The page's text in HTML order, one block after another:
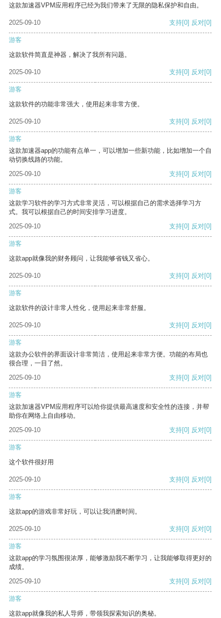
这款加速器VPM应用程序已经为我们带来了无限的隐私保护和自由。
2025-09-10 支持[0] 反对[0]
游客
这款软件简直是神器，解决了我所有问题。
2025-09-10 支持[0] 反对[0]
游客
这款软件的功能非常强大，使用起来非常方便。
2025-09-10 支持[0] 反对[0]
游客
这款加速器app的功能有点单一，可以增加一些新功能，比如增加一个自
动切换线路的功能。
2025-09-10
支持[0] 反对[0]
游客
这款学习软件的学习方式非常灵活，可以根据自己的需求选择学习方
式。我可以根据自己的时间安排学习进度。
2025-09-10
支持[0] 反对[0]
游客
这款app就像我的财务顾问，让我能够省钱又省心。
2025-09-10 支持[0] 反对[0]
游客
这款软件的设计非常人性化，使用起来非常舒服。
2025-09-10 支持[0] 反对[0]
游客
这款办公软件的界面设计非常简洁，使用起来非常方便。功能的布局也
很合理，一目了然。
2025-09-10
支持[0] 反对[0]
游客
这款加速器VPM应用程序可以给你提供最高速度和安全性的连接，并帮
助你在网络上自由移动。
2025-09-10
支持[0] 反对[0]
游客
这个软件很好用
2025-09-10 支持[0] 反对[0]
游客
这款app的游戏非常好玩，可以让我消磨时间。
2025-09-10 支持[0] 反对[0]
游客
这款app的学习氛围很浓厚，能够激励我不断学习，让我能够取得更好的
成绩。
2025-09-10
支持[0] 反对[0]
游客
这款app就像我的私人导师，带领我探索知识的奥秘。